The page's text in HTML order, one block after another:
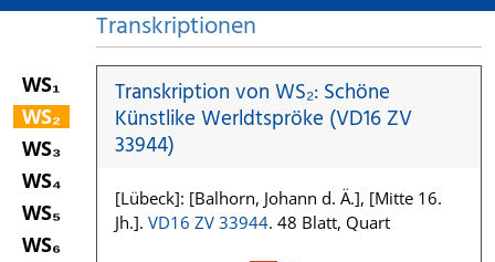
WS₁
WS₂
WS₃
WS₄
WS₅
WS₆
Transkriptionen
Transkription von WS₂: Schöne
Künstlike Werldtspröke (VD16 ZV
33944)
[Lübeck]: [Balhorn, Johann d. Ä.], [Mitte 16.
Jh.]. VD16 ZV 33944. 48 Blatt, Quart